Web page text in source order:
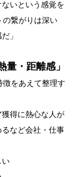
いという感覚を
繋がりは深い
」
量・距離感」
をあえて整理す
得に熱心な人が
など会社・仕事